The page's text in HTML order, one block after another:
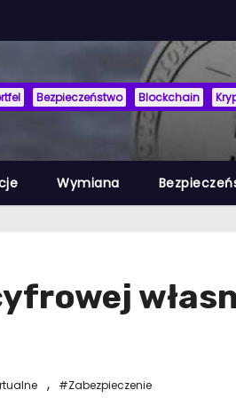
Bezpieczeństwo Blockchain
Wymiana
, #Zabezpieczenie